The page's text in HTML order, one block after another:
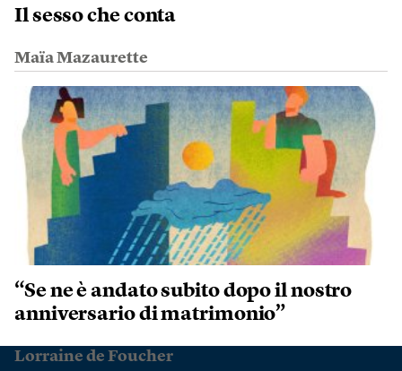
Il sesso che conta
Maïa Mazaurette
“Se ne è andato subito dopo il nostro
anniversario di matrimonio”
Lorraine de Foucher